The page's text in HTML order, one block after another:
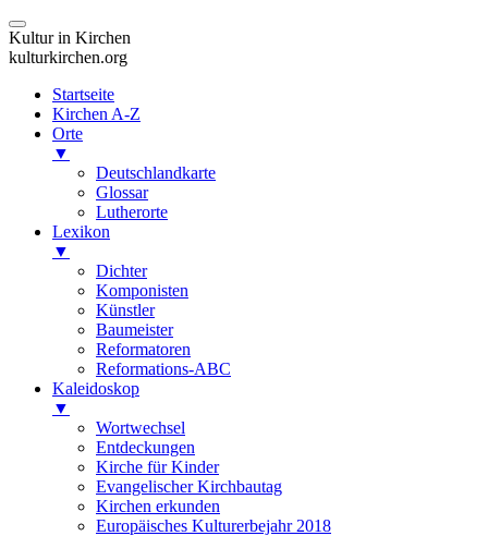
Kultur in Kirchen
kulturkirchen.org
Startseite
Kirchen A-Z
Orte
▼
Deutschlandkarte
Glossar
Lutherorte
Lexikon
▼
Dichter
Komponisten
Künstler
Baumeister
Reformatoren
Reformations-ABC
Kaleidoskop
▼
Wortwechsel
Entdeckungen
Kirche für Kinder
Evangelischer Kirchbautag
Kirchen erkunden
Europäisches Kulturerbejahr 2018